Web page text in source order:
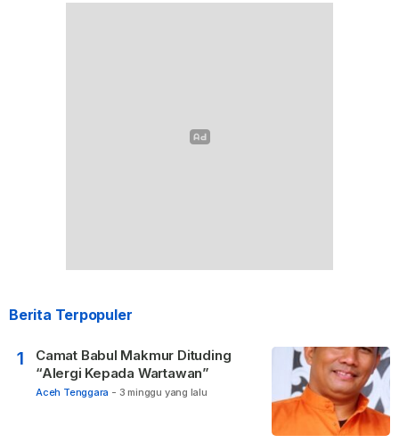
Berita Terpopuler
1
Camat Babul Makmur Dituding
“Alergi Kepada Wartawan”
Aceh Tenggara - 3 minggu yang lalu